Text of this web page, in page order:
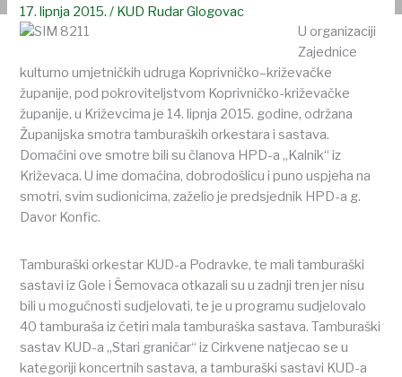
17. lipnja 2015./ KUD Rudar Glogovac
U organizaciji
Zajednice
kulturno umjetničkih udruga Koprivničko–križevačke
županije, pod pokroviteljstvom Koprivničko-križevačke
županije, u Križevcima je 14. lipnja 2015. godine, održana
Županijska smotra tamburaških orkestara i sastava.
Domaćini ove smotre bili su članova HPD-a „Kalnik“ iz
Križevaca. U ime domaćina, dobrodošlicu i puno uspjeha na
smotri, svim sudionicima, zaželio je predsjednik HPD-a g.
Davor Konfic.
Tamburaški orkestar KUD-a Podravke, te mali tamburaški
sastavi iz Gole i Šemovaca otkazali su u zadnji tren jer nisu
bili u mogućnosti sudjelovati, te je u programu sudjelovalo
40 tamburaša iz četiri mala tamburaška sastava. Tamburaški
sastav KUD-a „Stari graničar“ iz Cirkvene natjecao se u
kategoriji koncertnih sastava, a tamburaški sastavi KUD-a